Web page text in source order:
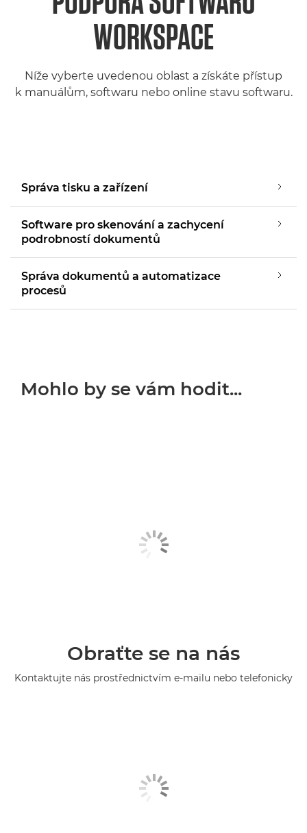
WORKSPACE
Níže vyberte uvedenou oblast a získáte přístup
k manuálům, softwaru nebo online stavu softwaru.
Správa tisku a zařízení
Software pro skenování a zachycení
podrobností dokumentů
Správa dokumentů a automatizace
procesů
Mohlo by se vám hodit...
Obraťte se na nás
Kontaktujte nás prostřednictvím e-mailu nebo telefonicky